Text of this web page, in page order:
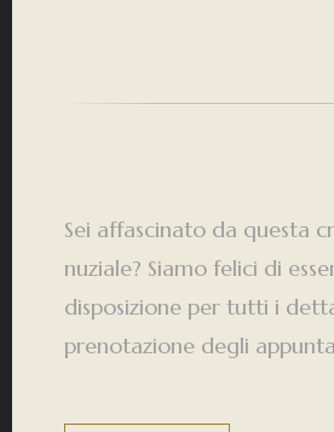
Sei affascinato da questa
nuziale? Siamo felici di
disposizione per tutti i
prenotazione degli